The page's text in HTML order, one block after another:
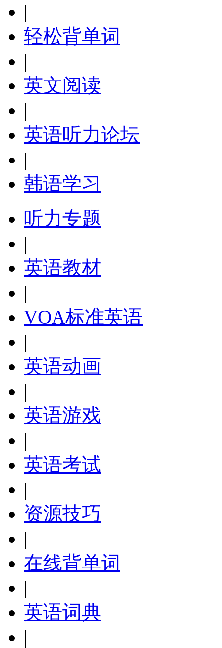
|
轻松背单词
|
英文阅读
|
英语听力论坛
|
韩语学习
听力专题
|
英语教材
|
VOA标准英语
|
英语动画
|
英语游戏
|
英语考试
|
资源技巧
|
在线背单词
|
英语词典
|